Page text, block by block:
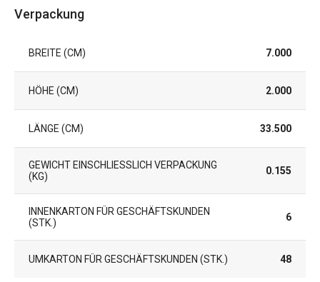
Verpackung
BREITE (CM) 7.000
HÖHE (CM) 2.000
LÄNGE (CM) 33.500
GEWICHT EINSCHLIESSLICH VERPACKUNG (
KG)
0.155
INNENKARTON FÜR GESCHÄFTSKUNDEN
(STK.)
6
UMKARTON FÜR GESCHÄFTSKUNDEN (STK.) 48